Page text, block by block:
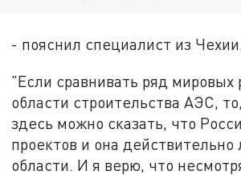
- пояснил специалист из Чехии.
"Если сравнивать ряд мировых
области строительства АЭС,
здесь можно сказать, что
проектов и она действительно
области. И я верю, что